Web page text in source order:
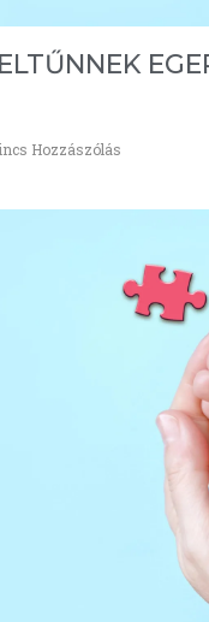
Hozzászólás